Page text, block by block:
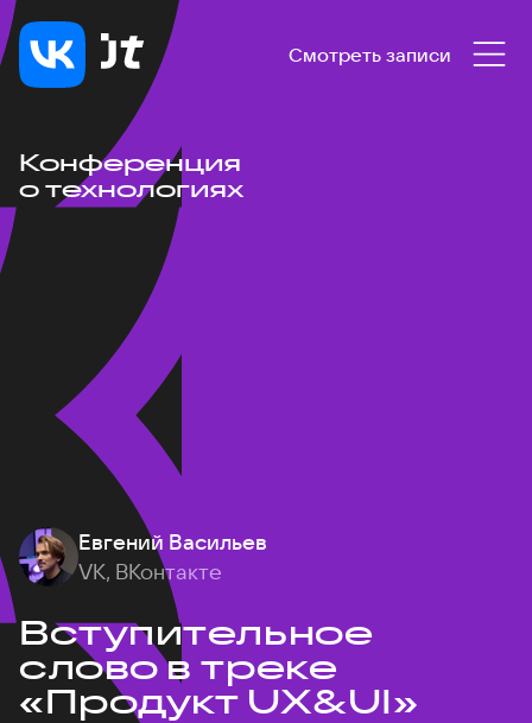
Смотреть записи
Конференция
о технологиях
Евгений Васильев
VK, ВКонтакте
Вступительное
слово в треке
«Продукт UX&UI»